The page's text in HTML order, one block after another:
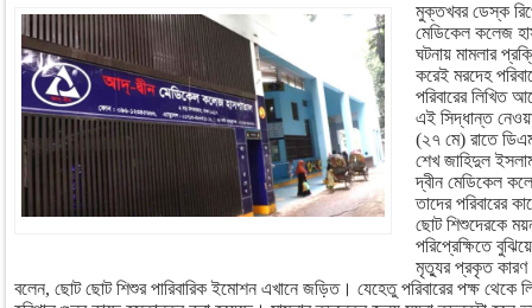
মুক্তখবর ডেস্ক
মেডিকেল কলেজ
ঘটনায় মামলার
করেই মরদেহ
পরিবারের লিখিত
এই সিদ্ধান্ত
(২৭ মে) রাতে
শেখ জাহিদুল
দ্বীন মেডিকেল
তাদের পরিবারের
ছোট শিশুদেরকে
পরিপ্রেক্ষিতে
মৃত্যুর প্রকৃত কারণ
বলেন, ছোট ছোট শিশুর পারিবারিক ইমোশন এখানে জড়িত। যেহেতু পরিবারের পক্ষ থেকে